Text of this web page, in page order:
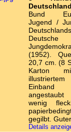
Bund
Jugend /
Deutsche
(1952).
20,7 cm. (8
Karton
illustriertem
wenig
gegilbt.
Details